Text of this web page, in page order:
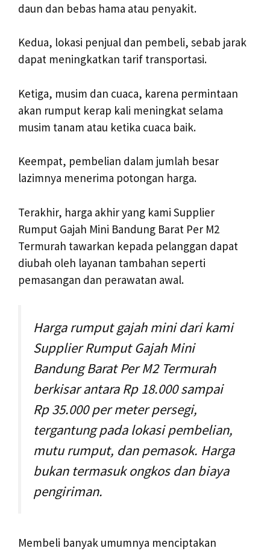
daun dan bebas hama atau penyakit.
Kedua, lokasi penjual dan pembeli, sebab jarak
dapat meningkatkan tarif transportasi.
Ketiga, musim dan cuaca, karena permintaan
akan rumput kerap kali meningkat selama
musim tanam atau ketika cuaca baik.
Keempat, pembelian dalam jumlah besar
lazimnya menerima potongan harga.
Terakhir, harga akhir yang kami Supplier
Rumput Gajah Mini Bandung Barat Per M2
Termurah tawarkan kepada pelanggan dapat
diubah oleh layanan tambahan seperti
pemasangan dan perawatan awal.
Harga rumput gajah mini dari kami
Supplier Rumput Gajah Mini
Bandung Barat Per M2 Termurah
berkisar antara Rp 18.000 sampai
Rp 35.000 per meter persegi,
tergantung pada lokasi pembelian,
mutu rumput, dan pemasok. Harga
bukan termasuk ongkos dan biaya
pengiriman.
Membeli banyak umumnya menciptakan